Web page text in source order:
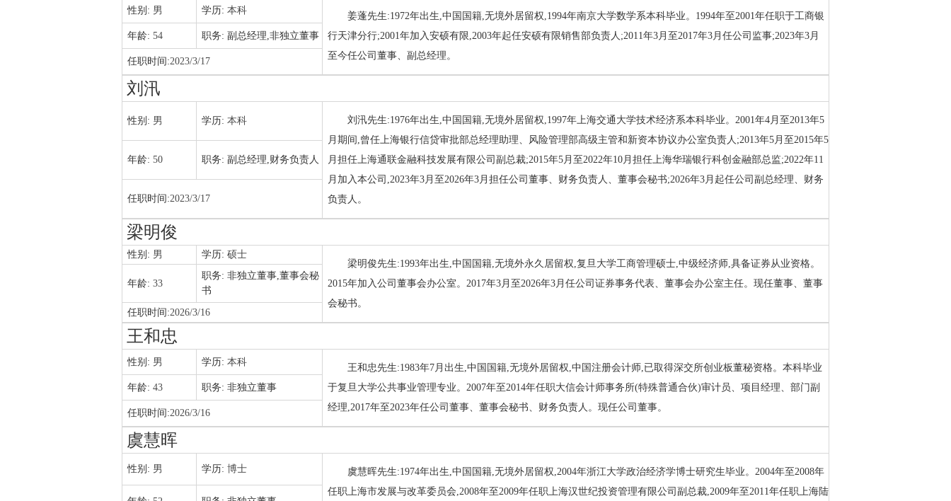
性别: 男 学历: 本科
姜蓬先生:1972年出生,中国国籍,无境外居留权,1994年南京大学数学系本科毕业。1994年至2001年任职于工商银
行天津分行;2001年加入安硕有限,2003年起任安硕有限销售部负责人;2011年3月至2017年3月任公司监事;2023年3月
至今任公司董事、副总经理。
年龄: 54 职务: 副总经理,非独立董事
任职时间:2023/3/17
刘汛
性别: 男 学历: 本科
刘汛先生:1976年出生,中国国籍,无境外居留权,1997年上海交通大学技术经济系本科毕业。2001年4月至2013年5
月期间,曾任上海银行信贷审批部总经理助理、风险管理部高级主管和新资本协议办公室负责人;2013年5月至2015年5
月担任上海通联金融科技发展有限公司副总裁;2015年5月至2022年10月担任上海华瑞银行科创金融部总监;2022年11
月加入本公司,2023年3月至2026年3月担任公司董事、财务负责人、董事会秘书;2026年3月起任公司副总经理、财务
负责人。
年龄: 50 职务: 副总经理,财务负责人
任职时间:2023/3/17
梁明俊
性别: 男 学历: 硕士
梁明俊先生:1993年出生,中国国籍,无境外永久居留权,复旦大学工商管理硕士,中级经济师,具备证券从业资格。
2015年加入公司董事会办公室。2017年3月至2026年3月任公司证券事务代表、董事会办公室主任。现任董事、董事
会秘书。
年龄: 33
职务: 非独立董事,董事会秘
书
任职时间:2026/3/16
王和忠
性别: 男 学历: 本科
王和忠先生:1983年7月出生,中国国籍,无境外居留权,中国注册会计师,已取得深交所创业板董秘资格。本科毕业
于复旦大学公共事业管理专业。2007年至2014年任职大信会计师事务所(特殊普通合伙)审计员、项目经理、部门副
经理,2017年至2023年任公司董事、董事会秘书、财务负责人。现任公司董事。
年龄: 43 职务: 非独立董事
任职时间:2026/3/16
虞慧晖
性别: 男 学历: 博士
虞慧晖先生:1974年出生,中国国籍,无境外居留权,2004年浙江大学政治经济学博士研究生毕业。2004年至2008年
任职上海市发展与改革委员会,2008年至2009年任职上海汉世纪投资管理有限公司副总裁,2009年至2011年任职上海陆